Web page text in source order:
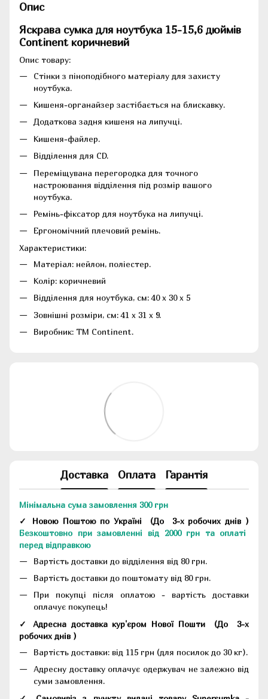
Опис
Яскрава сумка для ноутбука 15-15,6 дюймів
Continent коричневий
Опис товару:
Стінки з піноподібного матеріалу для захисту
ноутбука.
Кишеня-органайзер застібається на блискавку.
Додаткова задня кишеня на липучці.
Кишеня-файлер.
Відділення для CD.
Переміщувана перегородка для точного
настроювання відділення під розмір вашого
ноутбука.
Ремінь-фіксатор для ноутбука на липучці.
Ергономічний плечовий ремінь.
Характеристики:
Матеріал: нейлон, поліестер.
Колір: коричневий
Відділення для ноутбука, см: 40 x 30 x 5
Зовнішні розміри, см: 41 x 31 x 9.
Виробник: ТМ Continent.
Доставка Оплата Гарантія
Мінімальна сума замовлення 300 грн
✓ Новою Поштою по Україні (До 3-х робочих днів )
Безкоштовно при замовленні від 2000 грн та оплаті
перед відправкою
Вартість доставки до відділення від 80 грн.
Вартість доставки до поштомату від 80 грн.
При покупці після оплатою - вартість доставки
оплачує покупець!
✓ Адресна доставка кур'єром Нової Пошти (До 3-х
робочих днів )
Вартість доставки: від 115 грн (для посилок до 30 кг).
Адресну доставку оплачує одержувач не залежно від
суми замовлення.